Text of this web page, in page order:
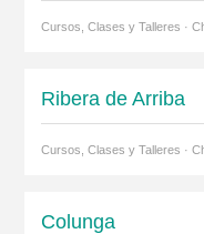
Cursos, Clases y Talleres ·
Ribera de Arriba
Cursos, Clases y Talleres ·
Colunga